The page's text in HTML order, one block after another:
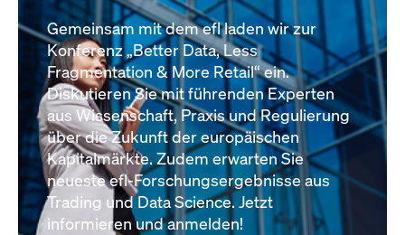
Gemeinsam mit dem efl laden wir zur
Konferenz „Better Data, Less
Fragmentation & More Retail“ ein.
Diskutieren Sie mit führenden Experten
aus Wissenschaft, Praxis und Regulierung
über die Zukunft der europäischen
Kapitalmärkte. Zudem erwarten Sie
neueste efl-Forschungsergebnisse aus
Trading und Data Science. Jetzt
informieren und anmelden!